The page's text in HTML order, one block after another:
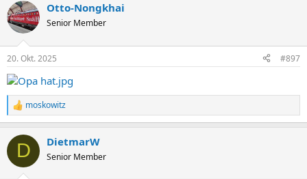
Otto-Nongkhai
Senior Member
20. Okt. 2025 #897
R
e
k
i
moskowitz
D DietmarW
Senior Member